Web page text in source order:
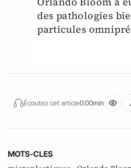
des pathologies
particules
Écoutez cet article0:00min
MOTS-CLES